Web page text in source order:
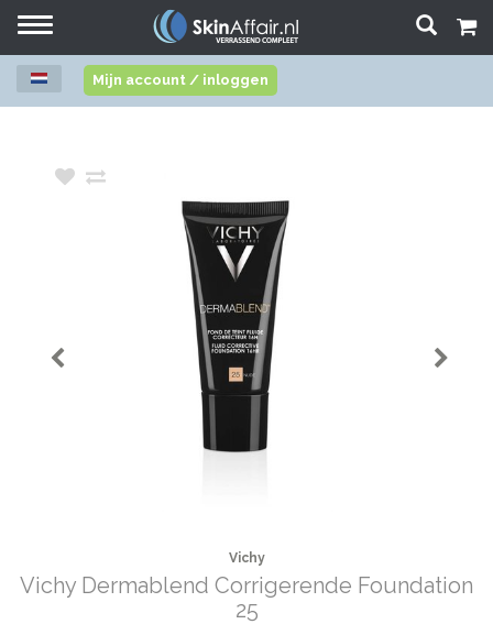
Toggle
Mijn account / inloggen
Vichy
Vichy Dermablend Corrigerende Foundation
25